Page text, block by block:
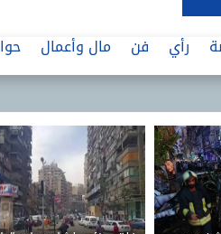
رأي فن مال وأعمال